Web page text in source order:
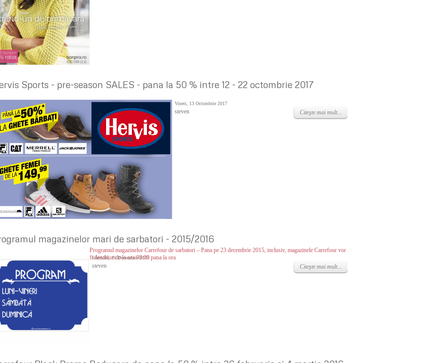
Sports - pre-season SALES - pana la 50 % intre 12 - 22 octombrie 2017
Vineri, 13 Octombrie 2017
steven Citeşte mai mult...
magazinelor mari de sarbatori - 2015/2016
Programul magazinelor Carrefour de sarbatori – Pana pe 23 decembrie 2015, inclusiv, magazinele Carrefour vor
fi deschise de la ora 08:00 pana la ora
Sâmbătă, 26 Decembrie 2015
steven Citeşte mai mult...